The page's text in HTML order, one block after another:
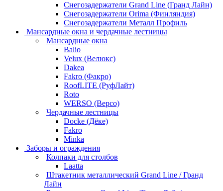
Снегозадержатели Grand Line (Гранд Лайн)
Снегозадержатели Orima (Финляндия)
Снегозадержатели Металл Профиль
Мансардные окна и чердачные лестницы
Мансардные окна
Balio
Velux (Велюкс)
Dakea
Fakro (Факро)
RoofLITE (РуфЛайт)
Roto
WERSO (Версо)
Чердачные лестницы
Docke (Дёке)
Fakro
Minka
Заборы и ограждения
Колпаки для столбов
Laatta
Штакетник металлический Grand Line / Гранд
Лайн